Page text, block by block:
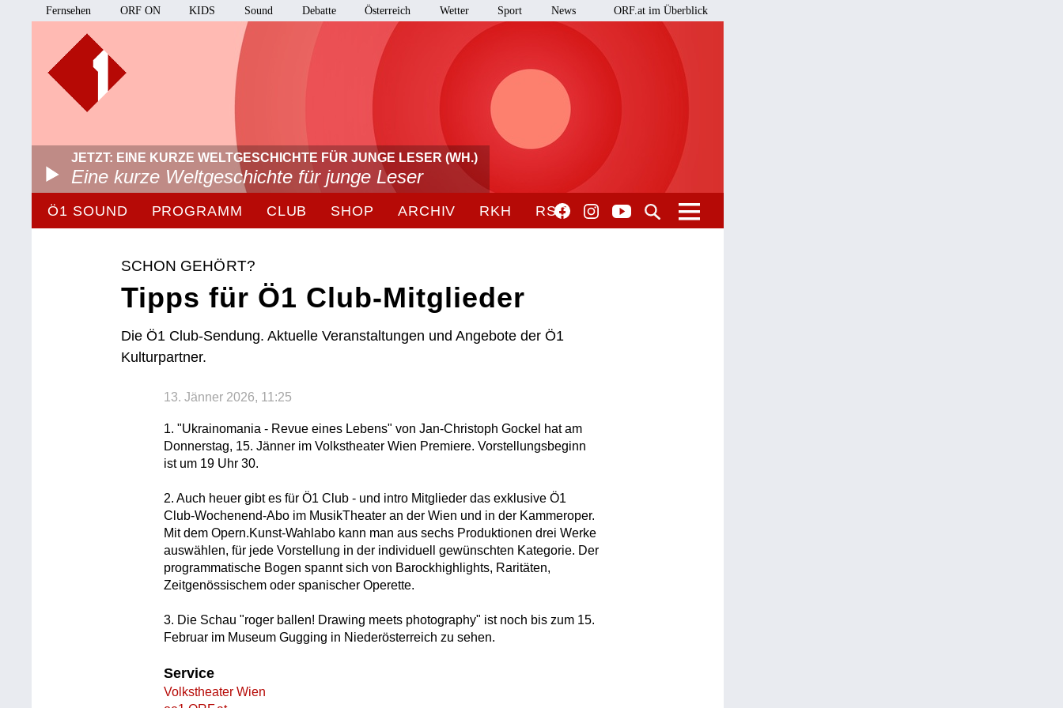
Fernsehen ORF ON KIDS Sound Debatte Österreich Wetter Sport News ORF.at im Überblick
JETZT: EINE KURZE WELTGESCHICHTE FÜR JUNGE LESER (WH.)
Eine kurze Weltgeschichte für junge Leser
Ö1 SOUND PROGRAMM CLUB SHOP ARCHIV RKH RSO
SCHON GEHÖRT?
Tipps für Ö1 Club-Mitglieder
Die Ö1 Club-Sendung. Aktuelle Veranstaltungen und Angebote der Ö1
Kulturpartner.
13. Jänner 2026, 11:25
1. "Ukrainomania - Revue eines Lebens" von Jan-Christoph Gockel hat am
Donnerstag, 15. Jänner im Volkstheater Wien Premiere. Vorstellungsbeginn
ist um 19 Uhr 30.
2. Auch heuer gibt es für Ö1 Club - und intro Mitglieder das exklusive Ö1
Club-Wochenend-Abo im MusikTheater an der Wien und in der Kammeroper.
Mit dem Opern.Kunst-Wahlabo kann man aus sechs Produktionen drei Werke
auswählen, für jede Vorstellung in der individuell gewünschten Kategorie. Der
programmatische Bogen spannt sich von Barockhighlights, Raritäten,
Zeitgenössischem oder spanischer Operette.
3. Die Schau "roger ballen! Drawing meets photography" ist noch bis zum 15.
Februar im Museum Gugging in Niederösterreich zu sehen.
Service
Volkstheater Wien